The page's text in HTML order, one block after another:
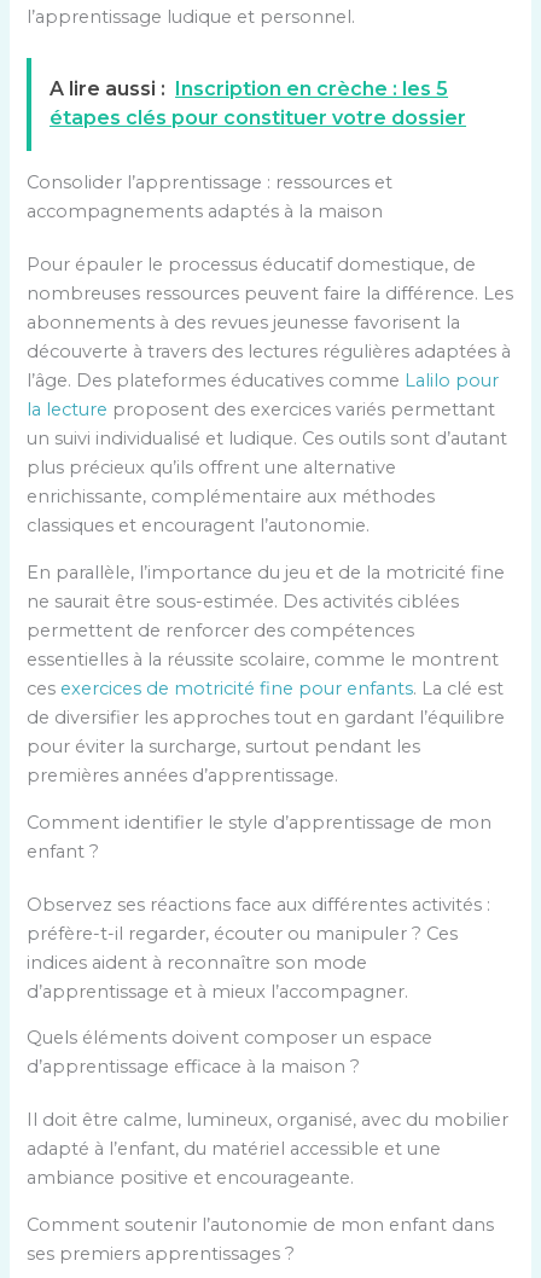
l’apprentissage ludique et personnel.
A lire aussi :
Inscription en crèche : les 5
étapes clés pour constituer votre dossier
Consolider l’apprentissage : ressources et
accompagnements adaptés à la maison
Pour épauler le processus éducatif domestique, de
nombreuses ressources peuvent faire la différence. Les
abonnements à des revues jeunesse favorisent la
découverte à travers des lectures régulières adaptées à
l’âge. Des plateformes éducatives comme Lalilo pour
la lecture proposent des exercices variés permettant
un suivi individualisé et ludique. Ces outils sont d’autant
plus précieux qu’ils offrent une alternative
enrichissante, complémentaire aux méthodes
classiques et encouragent l’autonomie.
En parallèle, l’importance du jeu et de la motricité fine
ne saurait être sous-estimée. Des activités ciblées
permettent de renforcer des compétences
essentielles à la réussite scolaire, comme le montrent
ces exercices de motricité fine pour enfants. La clé est
de diversifier les approches tout en gardant l’équilibre
pour éviter la surcharge, surtout pendant les
premières années d’apprentissage.
Comment identifier le style d’apprentissage de mon
enfant ?
Observez ses réactions face aux différentes activités :
préfère-t-il regarder, écouter ou manipuler ? Ces
indices aident à reconnaître son mode
d’apprentissage et à mieux l’accompagner.
Quels éléments doivent composer un espace
d’apprentissage efficace à la maison ?
Il doit être calme, lumineux, organisé, avec du mobilier
adapté à l’enfant, du matériel accessible et une
ambiance positive et encourageante.
Comment soutenir l’autonomie de mon enfant dans
ses premiers apprentissages ?